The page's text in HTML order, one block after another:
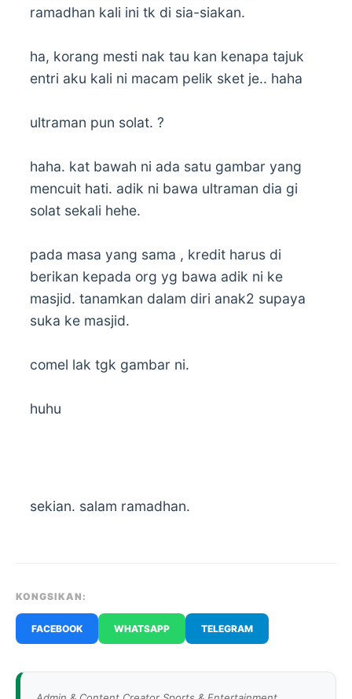
ramadhan kali ini tk di sia-siakan.
ha, korang mesti nak tau kan kenapa tajuk
entri aku kali ni macam pelik sket je.. haha
ultraman pun solat. ?
haha. kat bawah ni ada satu gambar yang
mencuit hati. adik ni bawa ultraman dia gi
solat sekali hehe.
pada masa yang sama , kredit harus di
berikan kepada org yg bawa adik ni ke
masjid. tanamkan dalam diri anak2 supaya
suka ke masjid.
comel lak tgk gambar ni.
huhu
sekian. salam ramadhan.
KONGSIKAN:
FACEBOOK WHATSAPP TELEGRAM